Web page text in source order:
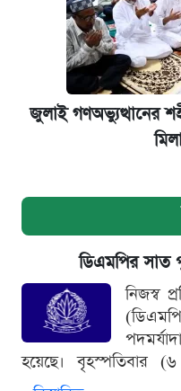
জুলাই গণঅভ্যুত্থানের
ডিএমপির সাত
নিজস্ব
হয়েছে। বৃহস্পতিবার